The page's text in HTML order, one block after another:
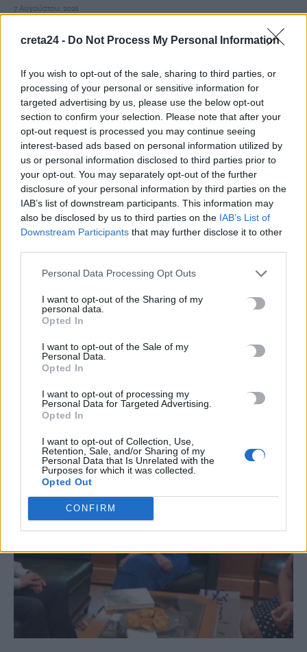
creta24 - Do Not Process My Personal Information
If you wish to opt-out of the sale, sharing to third parties, or
processing of your personal or sensitive information for
targeted advertising by us, please use the below opt-out
section to confirm your selection. Please note that after your
opt-out request is processed you may continue seeing
interest-based ads based on personal information utilized by
us or personal information disclosed to third parties prior to
your opt-out. You may separately opt-out of the further
disclosure of your personal information by third parties on the
IAB’s list of downstream participants. This information may
also be disclosed by us to third parties on the IAB’s List of
Downstream Participants that may further disclose it to other
Personal Data Processing Opt Outs
I want to opt-out of the Sharing of my
personal data.
Opted In
I want to opt-out of the Sale of my
Personal Data.
Opted In
I want to opt-out of processing my
Personal Data for Targeted Advertising.
Opted In
I want to opt-out of Collection, Use,
Retention, Sale, and/or Sharing of my
Personal Data that Is Unrelated with the
Purposes for which it was collected.
Opted Out
CONFIRM
7 Αυγούστου, 2026
Πώς να μη σας τσιμπάνε τα κουνούπια: Τι προτείνουν οι
7 Αυγούστου, 2026
Ελένη Βουλγαράκη για τις φήμες χωρισμού με τον Φώτη
Ιωαννίδη: «Θα γίνετε ρόμπα»
7 Αυγούστου, 2026
ΗΠΑ: 15χρονος ντυμένος κλόουν φέρεται να σκότωσε 78χρονο
βετεράνο
7 Αυγούστου, 2026
TRENDING
ΡΙΦΙΦΙ # ΣΩΤΗΡΗΣ ΤΣΑΦΟΥΛΙΑΣ #ΣΕΡΡΕΣ
ΔΥΣΤΥΧΗΜΑ
ΣΧΕΤΙΚΆ ΆΡΘΡΑ